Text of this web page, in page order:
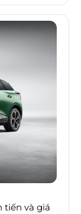
tiến và giá